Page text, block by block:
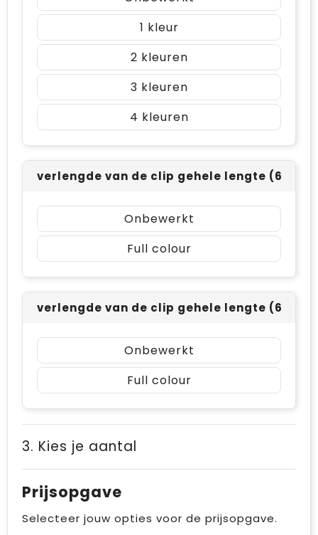
1
2
3
4
verlengde van de clip gehele lengte
Onbewerkt
Full colour
verlengde van de clip gehele lengte
Onbewerkt
Full colour
3. Kies je aantal
Prijsopgave
Selecteer jouw opties voor de prijsopgave.